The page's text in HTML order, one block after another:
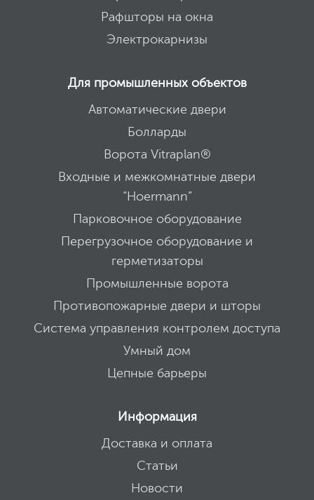
Рафшторы на окна
Электрокарнизы
Для промышленных объектов
Автоматические двери
Болларды
Ворота Vitraplan®
Входные и межкомнатные двери
“Hoermann”
Парковочное оборудование
Перегрузочное оборудование и
герметизаторы
Промышленные ворота
Противопожарные двери и шторы
Система управления контролем доступа
Умный дом
Цепные барьеры
Информация
Доставка и оплата
Статьи
Новости